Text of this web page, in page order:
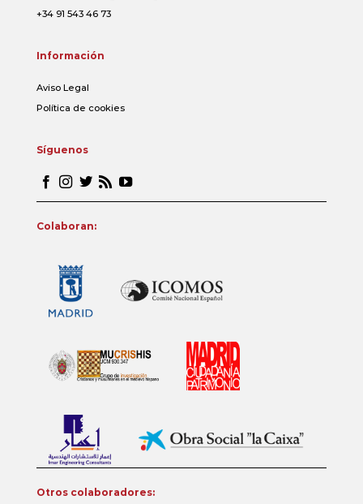
+34 91 543 46 73
Información
Aviso Legal
Política de cookies
Síguenos
Colaboran:
Otros colaboradores: